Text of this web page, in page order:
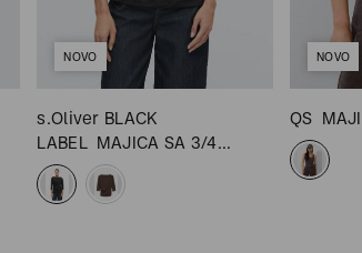
NOVO
s.Oliver BLACK
LABEL MAJICA SA 3/4
RUKAVIMA
NOVO
QS